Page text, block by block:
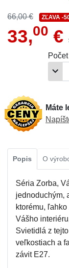
66,00 € ZĽAVA -
33,00 €
Máte
Popis O
Séria Zorba,
jednoduchým,
ktorému,
Vášho
Svietidlá z
veľkostiach a
závit E27.